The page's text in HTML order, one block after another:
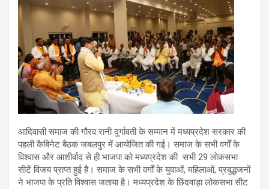
आदिवासी समाज की गौरव रानी दुर्गावती के सम्मान में मध्यप्रदेश सरकार की
पहली कैबिनेट बैठक जबलपुर में आयोजित की गई। समाज के सभी वर्गों के
विश्वास और आशीर्वाद से ही भाजपा को मध्यप्रदेश की सभी 29 लोकसभा
सीटें विजय प्राप्त हुई है। समाज के सभी वर्गों के युवाओं, महिलाओं, प्रबुद्धजनों
ने भाजपा के प्रति विश्वास जताया है। मध्यप्रदेश के छिंदवाड़ा लोकसभा सीट